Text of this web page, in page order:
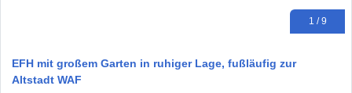
1 / 9
EFH mit großem Garten in ruhiger Lage, fußläufig zur
Altstadt WAF